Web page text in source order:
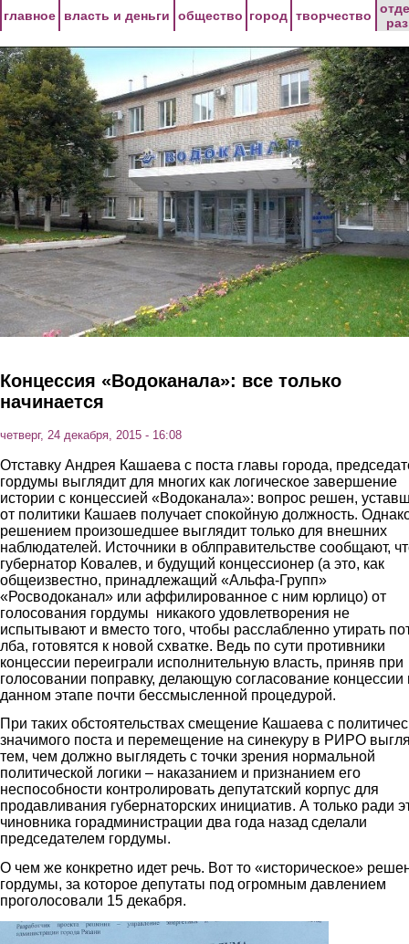
главное власть и деньги общество город творчество
Концессия «Водоканала»: все только
начинается
четверг, 24 декабря, 2015 - 16:08
Отставку Андрея Кашаева с поста главы города,
гордумы выглядит для многих как логическое завершение
истории с концессией «Водоканала»: вопрос решен,
от политики Кашаев получает спокойную должность.
решением произошедшее выглядит только для внешних
наблюдателей. Источники в облправительстве сообщают,
губернатор Ковалев, и будущий концессионер (а это, как
общеизвестно, принадлежащий «Альфа-Групп»
«Росводоканал» или аффилированное с ним юрлицо) от
голосования гордумы никакого удовлетворения не
испытывают и вместо того, чтобы расслабленно утирать
лба, готовятся к новой схватке. Ведь по сути противники
концессии переиграли исполнительную власть, приняв при
голосовании поправку, делающую согласование концессии
данном этапе почти бессмысленной процедурой.
При таких обстоятельствах смещение Кашаева с
значимого поста и перемещение на синекуру в РИРО
тем, чем должно выглядеть с точки зрения нормальной
политической логики – наказанием и признанием его
неспособности контролировать депутатский корпус для
продавливания губернаторских инициатив. А только ради
чиновника горадминистрации два года назад сделали
председателем гордумы.
О чем же конкретно идет речь. Вот то «историческое»
гордумы, за которое депутаты под огромным давлением
проголосовали 15 декабря.
skan.png